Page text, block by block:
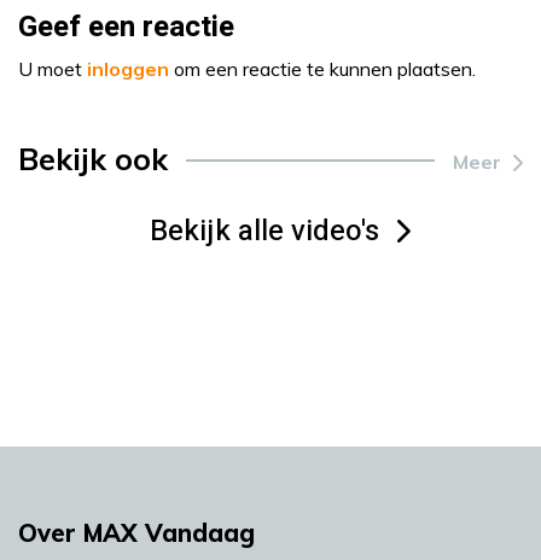
Geef een reactie
U moet inloggen om een reactie te kunnen plaatsen.
Bekijk ook Meer
Bekijk alle video's
Over MAX Vandaag